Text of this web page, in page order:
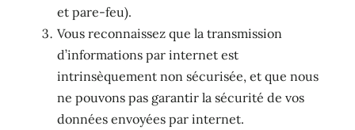
et pare-feu).
Vous reconnaissez que la transmission
d’informations par internet est
intrinsèquement non sécurisée, et que nous
ne pouvons pas garantir la sécurité de vos
données envoyées par internet.